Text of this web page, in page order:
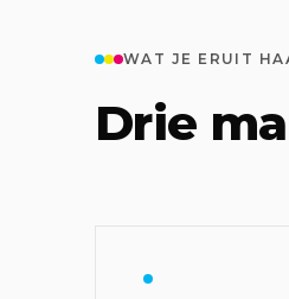
WAT JE ERUIT
Drie